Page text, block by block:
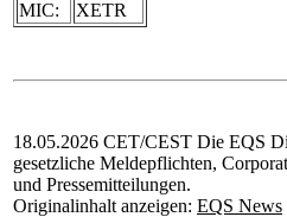
MIC:
XETR
18.05.2026 CET/CEST Die EQS
gesetzliche Meldepflichten,
und Pressemitteilungen.
Originalinhalt anzeigen: EQS News